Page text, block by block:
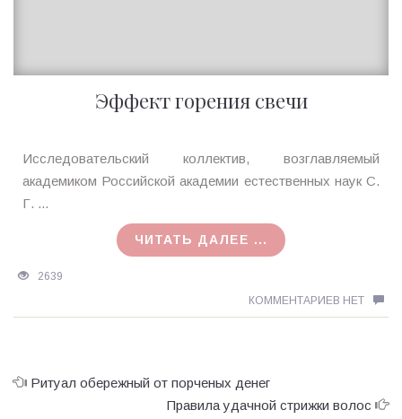
Эффект горения свечи
Ирина
MagicTantra
23.09.2016
Исследовательский коллектив, возглавляемый
академиком Российской академии естественных наук С.
Г. ...
ЧИТАТЬ ДАЛЕЕ ...
2639
КОММЕНТАРИЕВ НЕТ
Ритуал обережный от порченых денег
Правила удачной стрижки волос